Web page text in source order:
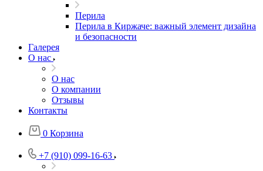
Перила
Перила в Киржаче: важный элемент дизайна
и безопасности
Галерея
О нас
О нас
О компании
Отзывы
Контакты
0 Корзина
+7 (910) 099-16-63